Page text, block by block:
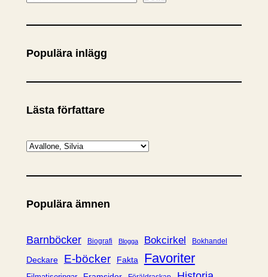
k
Populära inlägg
Lästa författare
K
t
g
r
Populära ämnen
Barnböcker Biografi Blogga Bokcirkel Bokhandel
Deckare E-böcker Fakta Favoriter